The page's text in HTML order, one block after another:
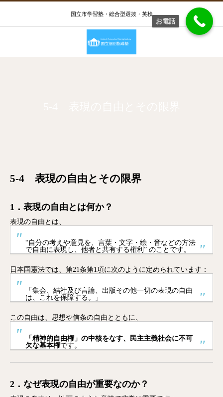
国立市学習塾・総合型選抜・英検
5-4 表現の自由とその限界
1．表現の自由とは何か？
表現の自由とは、
“自分の考えや意見を、言葉・文字・絵・音などの方法
で自由に表現し、他者と共有する権利” のことです。
日本国憲法では、第21条第1項に次のように定められています：
「集会、結社及び言論、出版その他一切の表現の自由
は、これを保障する。」
この自由は、思想や信条の自由とともに、
「精神的自由権」の中核をなす、民主主義社会に不可
欠な基本権です。
2．なぜ表現の自由が重要なのか？
お電話